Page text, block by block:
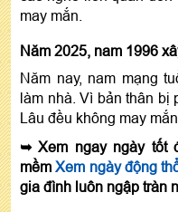
may mắn.
Năm 2025, nam 1996
Năm nay, nam mạng
làm nhà. Vì bản thân bị
Lâu đều không may
➥ Xem ngay ngày tốt
mềmXem ngày động
gia đình luôn ngập tràn